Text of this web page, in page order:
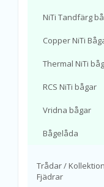
NiTi Tandfärg
Copper NiTi
Thermal NiTi
RCS NiTi bågar
Vridna bågar
Bågelåda
Trådar /
Fjädrar